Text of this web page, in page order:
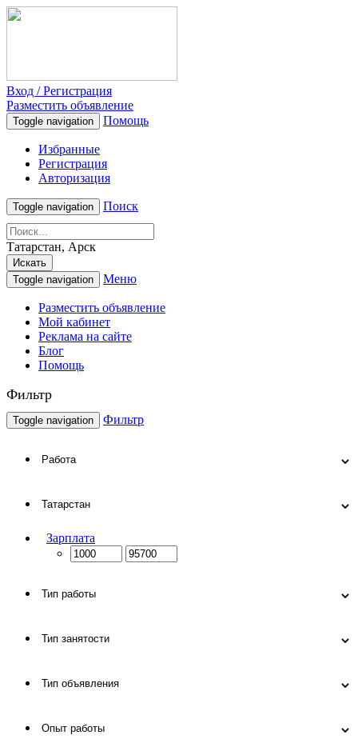
Вход / Регистрация
Разместить объявление
Toggle navigation Помощь
Избранные
Регистрация
Авторизация
Toggle navigation Поиск
Татарстан, Арск
Искать
Toggle navigation
Меню
Разместить объявление
Мой кабинет
Реклама на сайте
Блог
Помощь
Фильтр
Toggle navigation Фильтр
Зарплата